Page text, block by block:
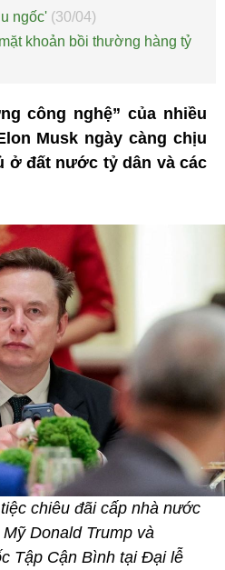
ngốc' (30/04)
khoản bồi thường hàng tỷ
công nghệ” của nhiều
Musk ngày càng chịu
ở đất nước tỷ dân và các
chiêu đãi cấp nhà nước
Donald Trump và
Tập Cận Bình tại Đại lễ